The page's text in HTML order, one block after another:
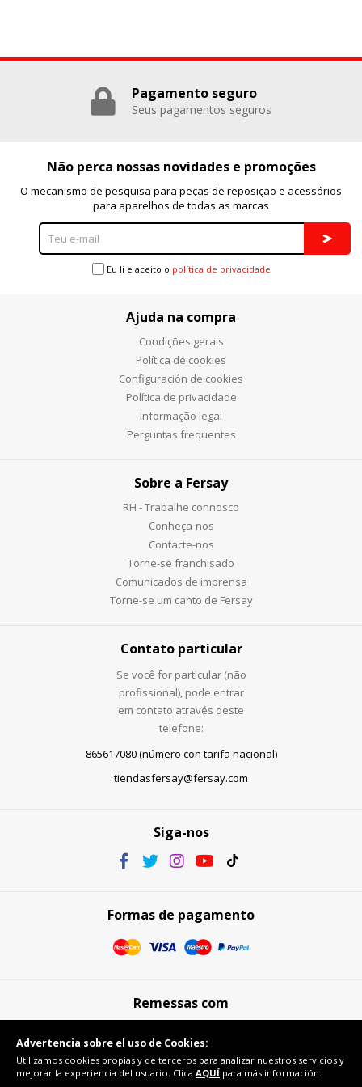
Pagamento seguro
Seus pagamentos seguros
Não perca nossas novidades e promoções
O mecanismo de pesquisa para peças de reposição e acessórios
para aparelhos de todas as marcas
Eu li e aceito o política de privacidade
Ajuda na compra
Condições gerais
Política de cookies
Configuración de cookies
Política de privacidade
Informação legal
Perguntas frequentes
Sobre a Fersay
RH - Trabalhe connosco
Conheça-nos
Contacte-nos
Torne-se franchisado
Comunicados de imprensa
Torne-se um canto de Fersay
Contato particular
Se você for particular (não
profissional), pode entrar
em contato através deste
telefone:
865617080 (número con tarifa nacional)
tiendasfersay@fersay.com
Siga-nos
Formas de pagamento
Remessas com
Advertencia sobre el uso de Cookies:
Utilizamos cookies propias y de terceros para analizar nuestros servicios y
mejorar la experiencia del usuario. Clica AQUÍ para más información.